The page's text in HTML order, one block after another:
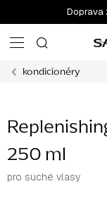
na
obsah
Doprava
kondicionéry
250 ml
pro suché vlasy